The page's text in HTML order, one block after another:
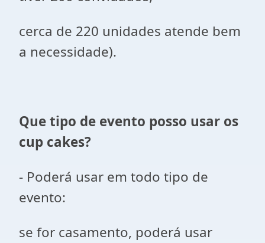
cerca de 220 unidades atende bem
a necessidade).
Que tipo de evento posso usar os
cup cakes?
- Poderá usar em todo tipo de
evento:
se for casamento, poderá usar